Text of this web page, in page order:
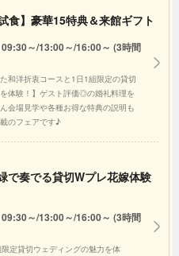
食】豪華15特典＆来館ギフト
～/13:00～/16:00～ (3時間
和洋折衷コースと1日1組限定の貸切
体験！】ゲスト評価◎の婚礼料理を
会場見学や各種お得な特典の説明も
のフェアです♪
で奏でる貸切Wプレ花嫁体験
～/13:00～/16:00～ (3時間
限定貸切ウェディングの魅力を体